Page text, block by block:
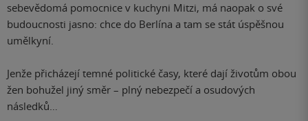
sebevědomá pomocnice v kuchyni Mitzi, má naopak o své
budoucnosti jasno: chce do Berlína a tam se stát úspěšnou
umělkyní.
Jenže přicházejí temné politické časy, které dají životům obou
žen bohužel jiný směr – plný nebezpečí a osudových
následků…